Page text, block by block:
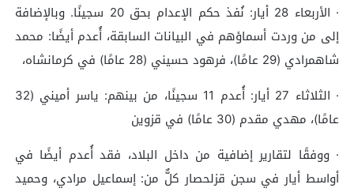
· الأربعاء 28 أيار: نُفذ حكم الإعدام بحق 20 سجينًا. وبالإضافة
إلى من وردت أسماؤهم في البيانات السابقة، أُعدم أيضًا: محمد
شاهمرادي (29 عامًا)، فرهود حسيني (28 عامًا) في كرمانشاه،
· الثلاثاء 27 أيار: أُعدم 11 سجينًا، من بينهم: ياسر أميني (32
عامًا)، مهدي مقدم (30 عامًا) في قزوين
· ووفقًا لتقارير إضافية من داخل البلاد، فقد أُعدم أيضًا في
أواسط أيار في سجن قزلحصار كلٌّ من: إسماعيل مرادي، وحميد